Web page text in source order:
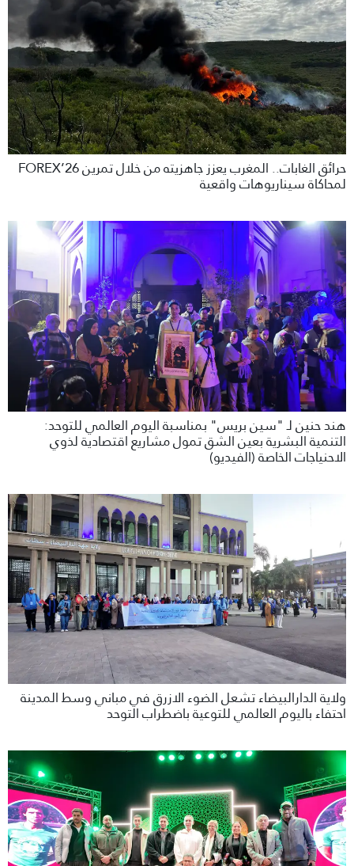
حرائق الغابات.. المغرب يعزز جاهزيته من خلال تمرين FOREX’26
لمحاكاة سيناريوهات واقعية
هند حنين لـ "سين بريس" بمناسبة اليوم العالمي للتوحد:
التنمية البشرية بعين الشق تمول مشاريع اقتصادية لذوي
الاحنياجات الخاصة (الفيديو)
ولاية الدارالبيضاء تشعل الضوء الازرق في مباني وسط المدينة
احتفاء باليوم العالمي للتوعية باضطراب التوحد